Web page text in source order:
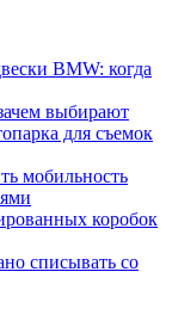
BMW: когда
выбирают
для съемок
мобильность
коробок
списывать со